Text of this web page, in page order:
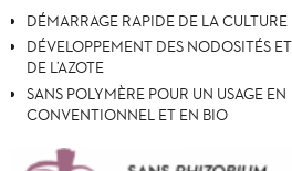
DÉMARRAGE RAPIDE DE LA CULTURE
DÉVELOPPEMENT DES NODOSITÉS
DE L’AZOTE
SANS POLYMÈRE POUR UN USAGE EN
CONVENTIONNEL ET EN BIO